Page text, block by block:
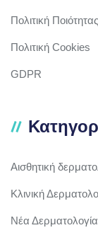
Πολιτική Ποιότητας
Πολιτική Cookies
GDPR
Αισθητική
Κλινική
Νέα